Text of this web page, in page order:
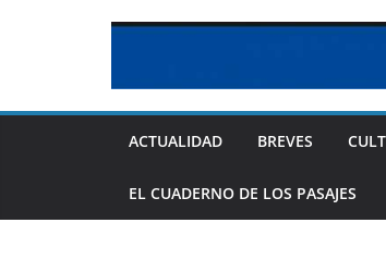
ACTUALIDAD BREVES
EL CUADERNO DE LOS PASAJES